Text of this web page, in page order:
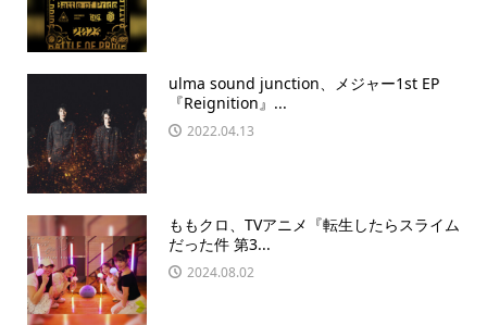
ulma sound junction、メジャー1st EP
『Reignition』...
2022.04.13
ももクロ、TVアニメ『転生したらスライム
だった件 第3...
2024.08.02